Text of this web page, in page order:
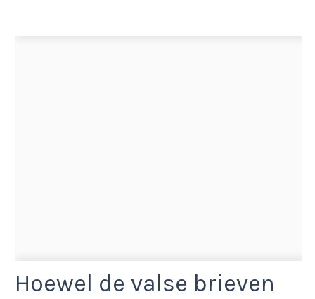
Hoewel de valse brieven